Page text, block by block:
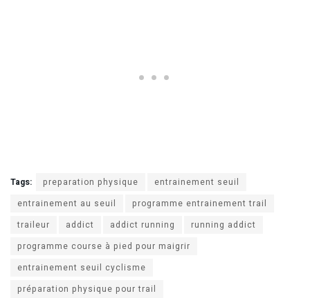
Tags: preparation physique
entrainement seuil
entrainement au seuil
programme entrainement trail
traileur
addict addict running
running addict
programme course à pied pour maigrir
entrainement seuil cyclisme
préparation physique pour trail